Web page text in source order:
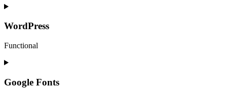
Consent
service
WordPress
Functional
Consent
service
wordpress
Google Fonts